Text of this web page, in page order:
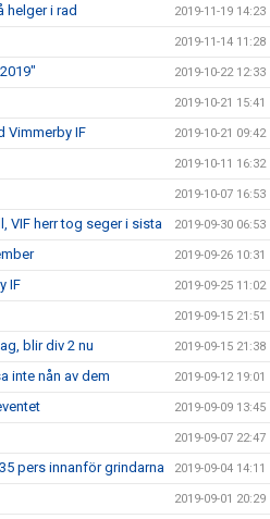
helger i rad 2019-11-19 14:23
2019-11-14 11:28
2019-10-22 12:33
2019-10-21 15:41
Vimmerby IF 2019-10-21 09:42
2019-10-11 16:32
2019-10-07 16:53
VIF herr tog seger i sista 2019-09-30 06:53
2019-09-26 10:31
IF 2019-09-25 11:02
2019-09-15 21:51
blir div 2 nu 2019-09-15 21:38
inte nån av dem 2019-09-12 19:01
2019-09-09 13:45
2019-09-07 22:47
pers innanför grindarna 2019-09-04 14:11
2019-09-01 20:29